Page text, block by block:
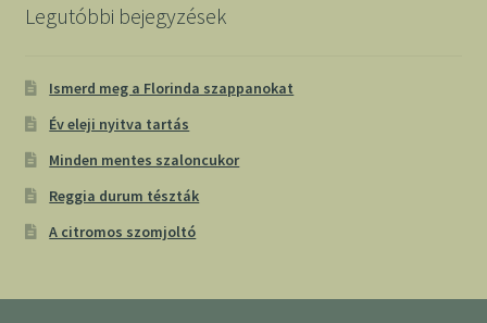
Legutóbbi bejegyzések
Ismerd meg a Florinda szappanokat
Év eleji nyitva tartás
Minden mentes szaloncukor
Reggia durum tészták
A citromos szomjoltó